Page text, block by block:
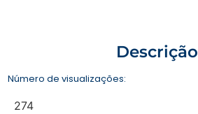
Descrição
Número de visualizações:
274